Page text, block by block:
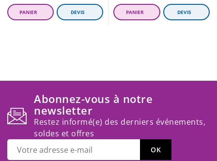
Abonnez-vous à notre
newsletter
Restez informé(e) des derniers événements,
soldes et offres